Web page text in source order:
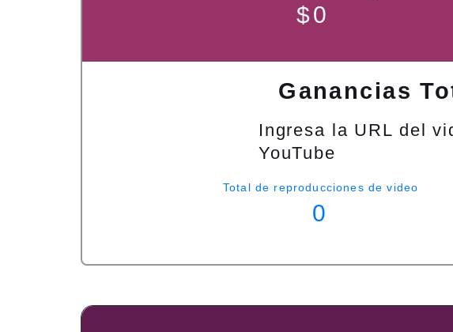
$0
Ganancias
Ingresa la URL del
YouTube
Total de reproducciones de video
0